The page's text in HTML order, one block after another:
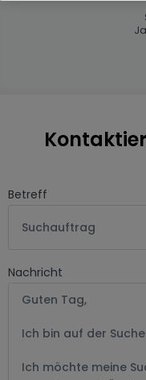
Betreff
Suchauftrag
Nachricht